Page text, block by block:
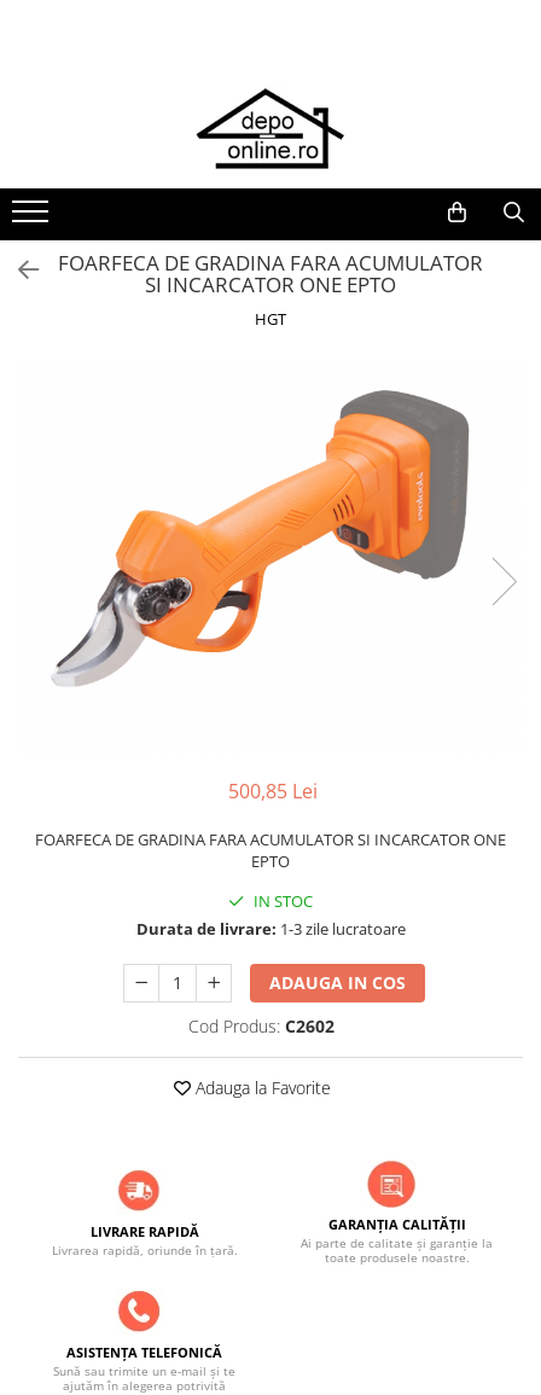
Grătare barbeque din fontă
România
Grătare tehnice din fontă România
Vase de gătit din fontă România
Grătare din inox
Grătare electrice
Grătare pe cărbuni
GRĂTARE PE GAZ
UȘI DIN FONTĂ
Uși de cuptor
Vase pentru gătit din aluminiu
Vase pentru gătit din fontă
Vase pentru gătit din oțel
REDUCERI VASE DIN FONTĂ
CUPTOARE PENTRU SOBĂ
ACCESORII SOBĂ, ȘEMINEU ȘI
CĂRĂMIDĂ
ACCESORII PENTRU GATIT
polietilenă cu inele
COȘURI DE FUM
Coșuri de fum din beton
Coșuri de fum din otel
DIVERSE
FOARFECA DE GRADINA FARA ACUMULATOR
SI INCARCATOR ONE EPTO
HGT
500,85 Lei
FOARFECA DE GRADINA FARA ACUMULATOR SI INCARCATOR ONE
EPTO
IN STOC
Durata de livrare: 1-3 zile lucratoare
ADAUGA IN COS
Cod Produs: C2602
Adauga la Favorite
LIVRARE RAPIDĂ
Livrarea rapidă, oriunde în țară.
GARANȚIA CALITĂȚII
Ai parte de calitate și garanție la
toate produsele noastre.
ASISTENȚA TELEFONICĂ
Sună sau trimite un e-mail și te
ajutăm în alegerea potrivită